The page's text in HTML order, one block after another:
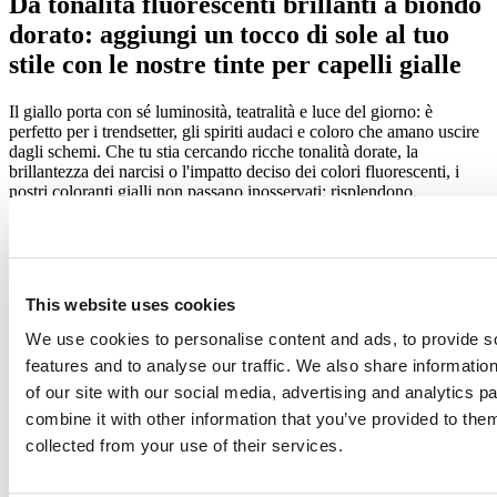
This website uses cookies
We use cookies to personalise content and ads, to provide
features and to analyse our traffic. We also share
of our site with our social media, advertising and analytics
combine it with other information that you’ve provided to
collected from your use of their services.
dorato: aggiungi un tocco di sole al tuo
stile con le nostre tinte per capelli gialle
Il giallo porta con sé luminosità, teatralità e luce del giorno: è
perfetto per i trendsetter, gli spiriti audaci e coloro che amano uscire
dagli schemi. Che tu stia cercando ricche tonalità dorate, la
brillantezza dei narcisi o l'impatto deciso dei colori fluorescenti, i
nostri coloranti gialli non passano inosservati: risplendono.
umore, il tuo momento e la tua energia da protagonista.
Scopri oggi stesso la nostra iconica collezione di colori gialli per
capelli che non passeranno inosservati e illumina ogni ambiente
come mai prima d'ora!
Scegli un colore brillante senza compromessi. Scegli la tintura
per capelli giallo Directions.
DIRECTIONS GIALLO: Come visto su di te!